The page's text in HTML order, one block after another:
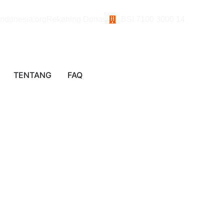
TENTANG FAQ